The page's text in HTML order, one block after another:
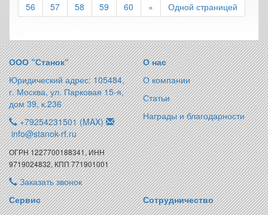
56
57 58 59 60 » Одной страницей
ООО “Станок“
Юридический адрес: 105484,
г. Москва, ул. Парковая 15-я,
дом 39, к.236
+79254231501 (MAX)
info@stanok-rf.ru
ОГРН 1227700188341, ИНН
9719024832, КПП 771901001
Заказать звонок
О нас
О компании
Статьи
Награды и благодарности
Сервис
Сотрудничество